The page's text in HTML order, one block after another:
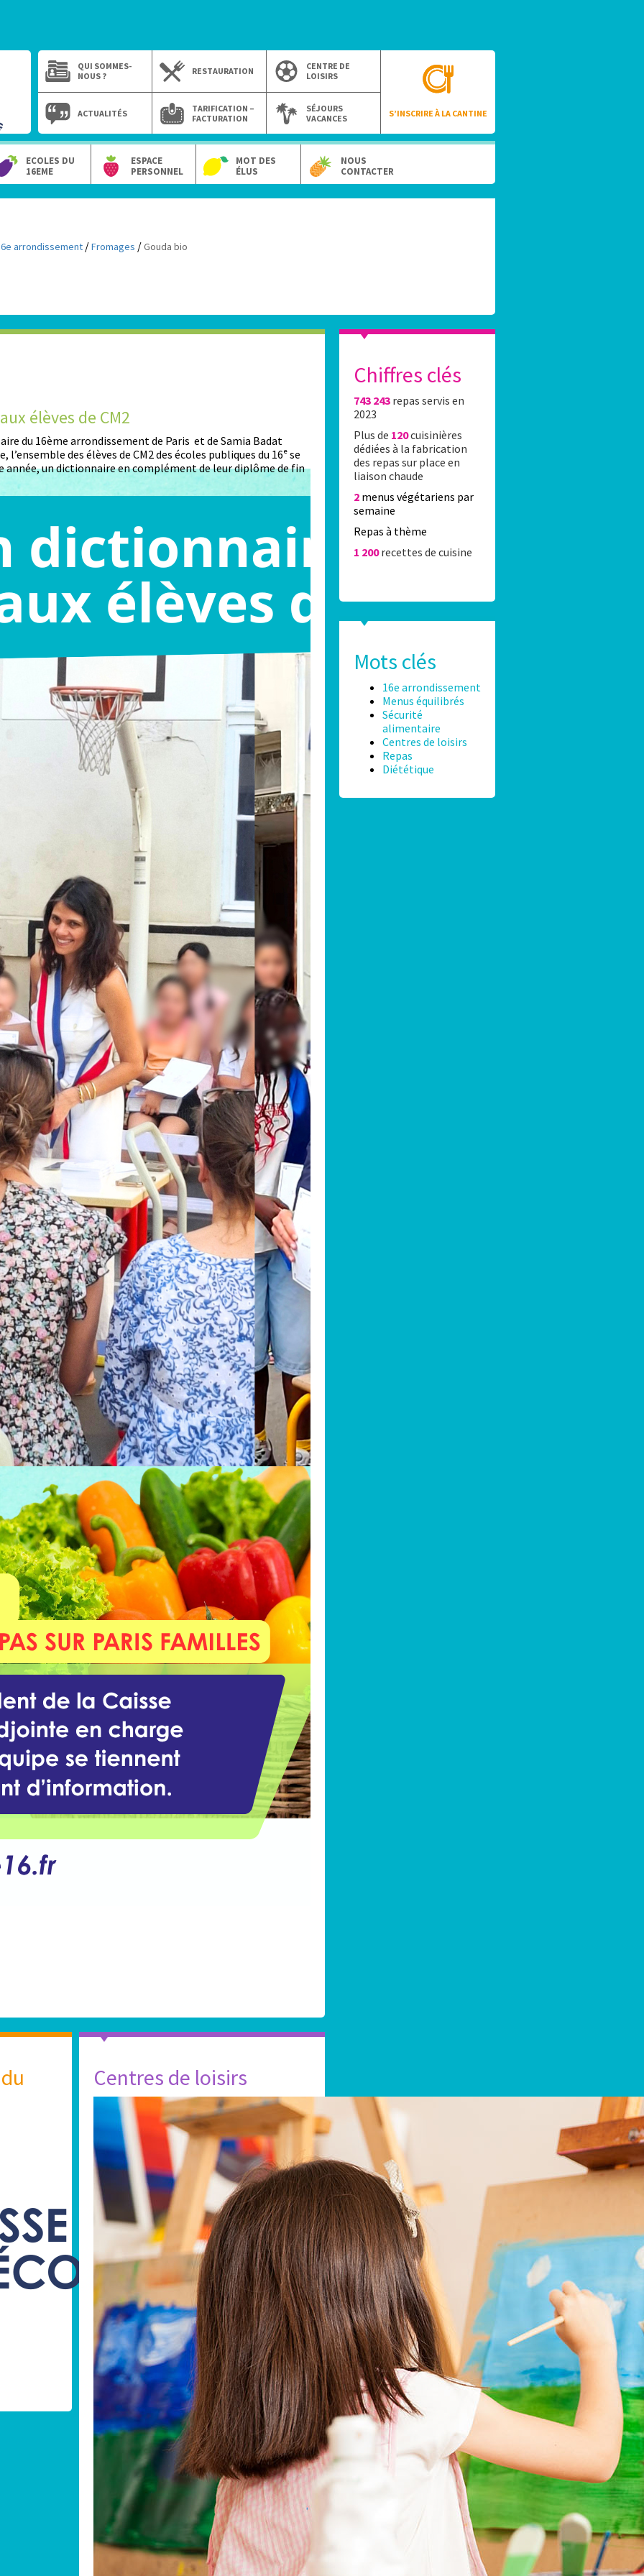
QUI SOMMES-
NOUS ?
RESTAURATION
CENTRE DE
LOISIRS
S’INSCRIRE À LA CANTINE
ACTUALITÉS
TARIFICATION –
FACTURATION
SÉJOURS
VACANCES
ECOLES DU
16EME
ESPACE
PERSONNEL
MOT DES
ÉLUS
NOUS
CONTACTER
arrondissement /Fromages /Gouda bio
élèves de CM2
du 16ème arrondissement de Paris et de Samia Badat
des élèves de CM2 des écoles publiques du 16ᵉ se
année, un dictionnaire en complément de leur diplôme de fin
Des élèves du 16e réalisent l’affiche Stade
130 élèves du 16e ont été accueillis Lundi 8 juin 2026 au stade Jean-
participation au concours de dessin organisé par la Caisse des
partenariat avec le Stade Français Paris.
Centres de loisirs
Chiffres clés
743 243 repas servis en
2023
Plus de 120cuisinières
dédiées à la fabrication
des repas sur place en
liaison chaude
2menus végétariens par
semaine
Repas à thème
1 200recettes de cuisine
Mots clés
16e arrondissement
Menus équilibrés
Sécurité
alimentaire
Centres de loisirs
Repas
Diététique